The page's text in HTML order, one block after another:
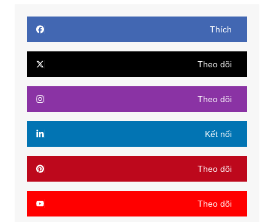
Thích
Theo dõi
Theo dõi
Kết nối
Theo dõi
Theo dõi